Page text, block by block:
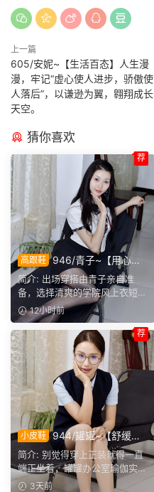
上一篇
605/安妮~【生活百态】人生漫
漫，牢记“虚心使人进步，骄傲使
人落后”，以谦逊为翼，翱翔成长
天空。
猜你喜欢
高跟鞋
946/青子~【用心准
备】来看青子亲自准备的整套
穿搭，经典学院风上身，这套
上身效果很合意。
简介: 出场穿搭由青子亲自准
备，选择清爽的学院风上衣短
裙。两双同款材质的袜子，...
12小时前
荐
小皮鞋 944/罐罐~【舒缓筋
骨】谁说正装不方便舒展肢
体，干练得体的职场装束，练
瑜伽完全不受影响。
简介: 别觉得穿上正装就得一直
端正坐着，罐罐办公室瑜伽实拍
来啦。就算一身正装，...
3天前
荐